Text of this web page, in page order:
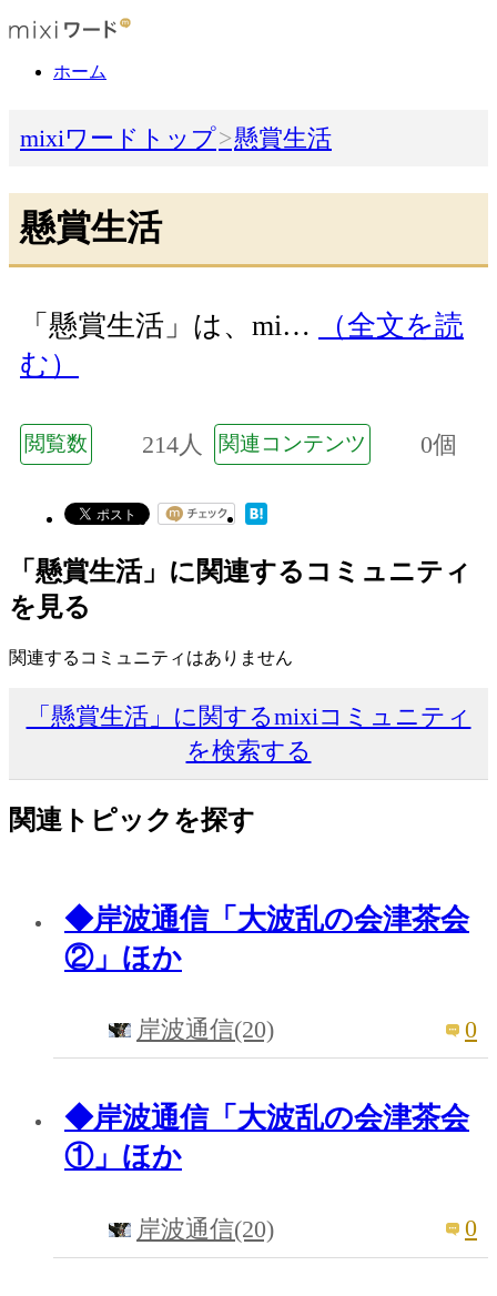
ホーム
mixiワードトップ 懸賞生活
懸賞生活
「懸賞生活」は、mi…
（全文を読
む）
閲覧数 214人 関連コンテンツ 0個
「懸賞生活」に関連するコミュニティ
を見る
関連するコミュニティはありません
「懸賞生活」に関するmixiコミュニティ
を検索する
関連トピックを探す
◆岸波通信「大波乱の会津茶会
②」ほか
岸波通信(20) 0
◆岸波通信「大波乱の会津茶会
①」ほか
岸波通信(20) 0